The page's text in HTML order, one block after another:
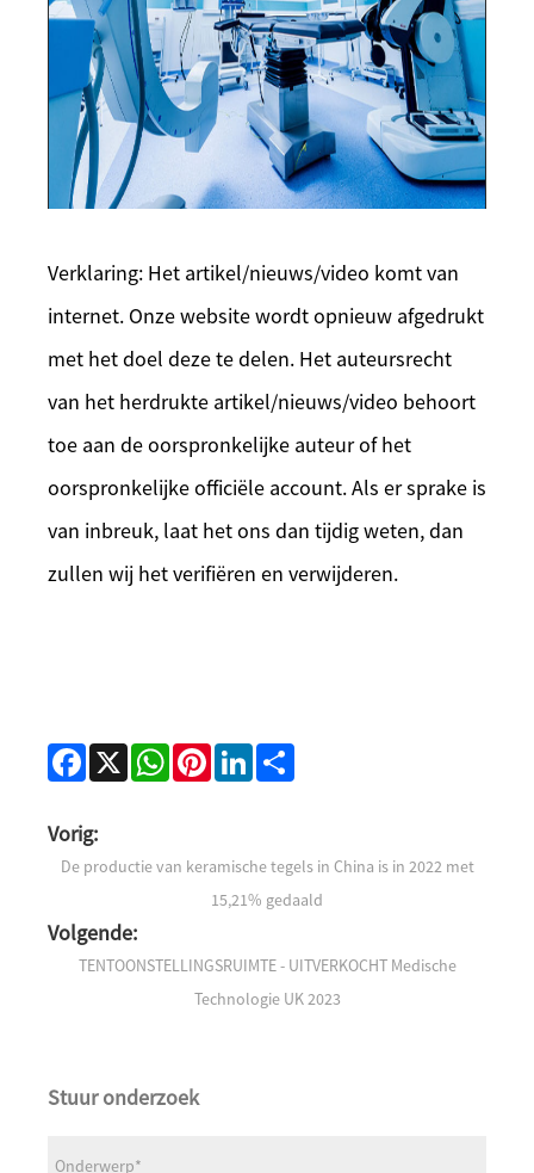
Verklaring: Het artikel/nieuws/video komt van
internet. Onze website wordt opnieuw afgedrukt
met het doel deze te delen. Het auteursrecht
van het herdrukte artikel/nieuws/video behoort
toe aan de oorspronkelijke auteur of het
oorspronkelijke officiële account. Als er sprake is
van inbreuk, laat het ons dan tijdig weten, dan
zullen wij het verifiëren en verwijderen.
Facebook
X WhatsAppPinterestLinkedIn
Vorig:
De productie van keramische tegels in China is in 2022 met
15,21% gedaald
Volgende:
TENTOONSTELLINGSRUIMTE - UITVERKOCHT Medische
Technologie UK 2023
Stuur onderzoek